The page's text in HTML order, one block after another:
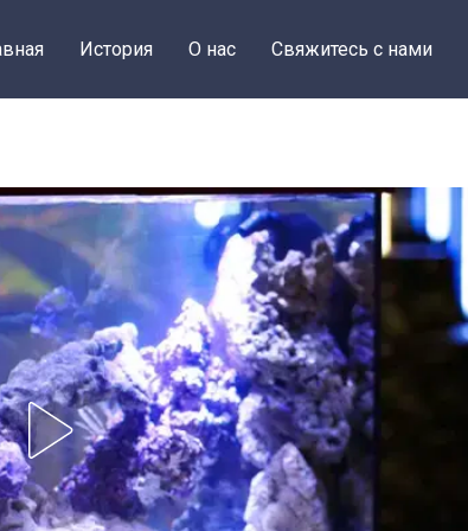
История О нас Свяжитесь с нами